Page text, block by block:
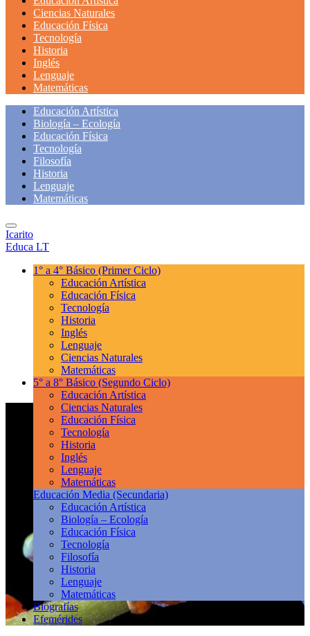
Ciencias Naturales
Educación Física
Tecnología
Historia
Inglés
Lenguaje
Matemáticas
Educación Artística
Biología – Ecología
Educación Física
Tecnología
Filosofía
Historia
Lenguaje
Matemáticas
Icarito
Educa LT
1° a 4° Básico (Primer Ciclo)
Educación Artística
Educación Física
Tecnología
Historia
Inglés
Lenguaje
Ciencias Naturales
Matemáticas
5° a 8° Básico (Segundo Ciclo)
Educación Artística
Ciencias Naturales
Educación Física
Tecnología
Historia
Inglés
Lenguaje
Matemáticas
Educación Media (Secundaria)
Educación Artística
Biología – Ecología
Educación Física
Tecnología
Filosofía
Historia
Lenguaje
Matemáticas
Biografías
Efemérides